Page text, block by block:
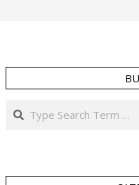
Search